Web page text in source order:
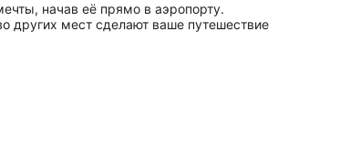
начав её прямо в аэропорту.
других мест сделают ваше путешествие